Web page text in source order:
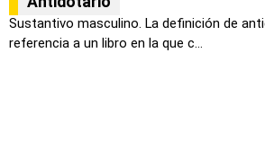
Sustantivo masculino. La definición de
referencia a un libro en la que c...